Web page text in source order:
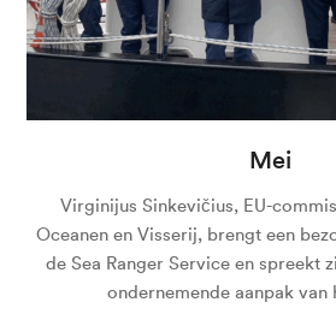
Mei
Virginijus Sinkevičius, EU-
Oceanen en Visserij, brengt een
de Sea Ranger Service en spreekt
ondernemende aanpak van